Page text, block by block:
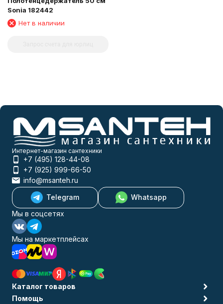
Sonia 182442
Нет в наличии
Интернет-магазин сантехники
+7 (495) 128-44-08
+7 (925) 999-66-50
info@msanteh.ru
Telegram
Whatsapp
Мы в соцсетях
Мы на маркетплейсах
Каталог товаров
Помощь